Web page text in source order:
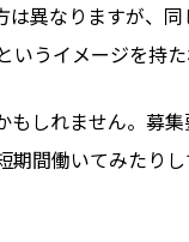
異なりますが、
うイメージを持た
もしれません。募
間働いてみたり